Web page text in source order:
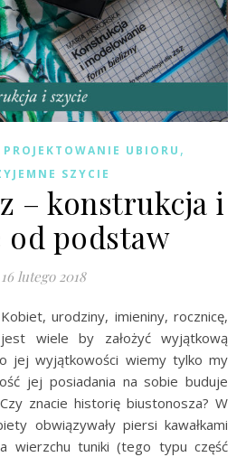
PROJEKTOWANIE UBIORU ,
SZYCIE
– konstrukcja i
od podstaw
16 lutego 2018
wiele by założyć wyjątkową
jej wyjątkowości wiemy tylko my
jej posiadania na sobie buduje
znacie historię biustonosza? W
obwiązywały piersi kawałkami
wierzchu tuniki (tego typu część